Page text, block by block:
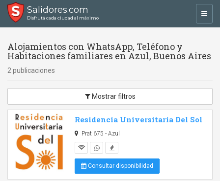
Salidores.com
Disfrutá cada ciudad al máximo
Alojamientos con WhatsApp, Teléfono y
Habitaciones familiares en Azul, Buenos Aires
2 publicaciones
Mostrar filtros
Residencia Universitaria Del Sol
Prat 675 - Azul
Consultar disponibilidad